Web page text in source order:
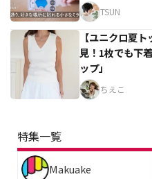
TSUN
【ユニクロ夏
見！1枚でも下
ップ」
ちえこ
特集一覧
Makuake